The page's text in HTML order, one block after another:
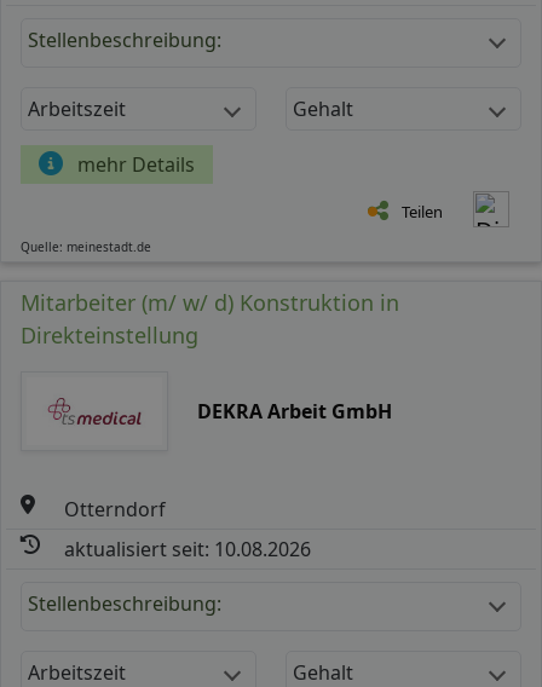
Stellenbeschreibung:
Arbeitszeit Gehalt
mehr Details
Teilen
Quelle: meinestadt.de
Mitarbeiter (m/ w/ d) Konstruktion in
Direkteinstellung
DEKRA Arbeit GmbH
Otterndorf
aktualisiert seit: 10.08.2026
Stellenbeschreibung:
Arbeitszeit Gehalt